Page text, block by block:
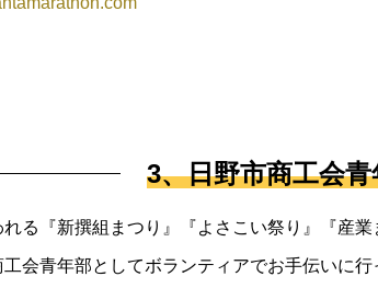
3、日野市商工会
れる『新撰組まつり』『よさこい祭り』『産
工会青年部としてボランティアでお手伝いに行